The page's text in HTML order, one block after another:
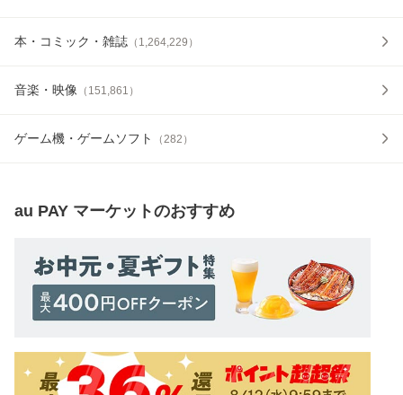
本・コミック・雑誌 （ 1,264,229 ）
音楽・映像 （ 151,861 ）
ゲーム機・ゲームソフト （282 ）
au PAY マーケットのおすすめ